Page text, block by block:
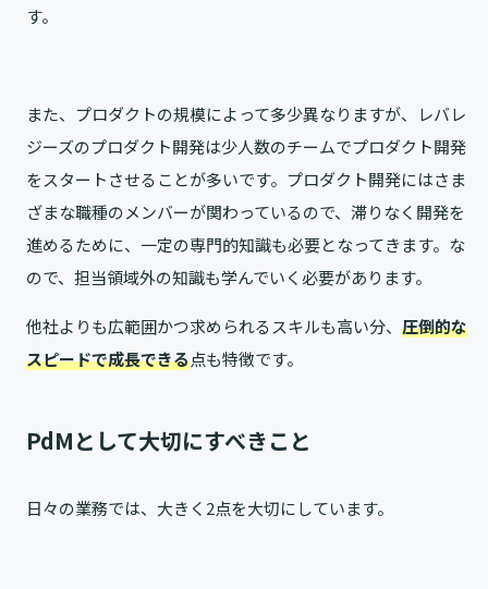
す。
また、プロダクトの規模によって多少異なりますが、レバレ
ジーズのプロダクト開発は少人数のチームでプロダクト開発
をスタートさせることが多いです。プロダクト開発にはさま
ざまな職種のメンバーが関わっているので、滞りなく開発を
進めるために、一定の専門的知識も必要となってきます。な
ので、担当領域外の知識も学んでいく必要があります。
他社よりも広範囲かつ求められるスキルも高い分、 圧倒的な
スピードで成長できる点も特徴です。
PdMとして大切にすべきこと
日々の業務では、大きく2点を大切にしています。